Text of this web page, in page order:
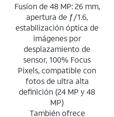
Fusion de 48 MP: 26 mm,
apertura de ƒ/1.6,
estabilización óptica de
imágenes por
desplazamiento de
sensor, 100% Focus
Pixels, compatible con
fotos de ultra alta
definición (24 MP y 48
MP)
También ofrece